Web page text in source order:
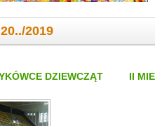
2019
DZIEWCZĄT
II